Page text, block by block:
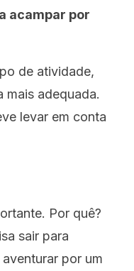
acampar por
de atividade,
mais adequada.
levar em conta
Por quê?
sair para
por um